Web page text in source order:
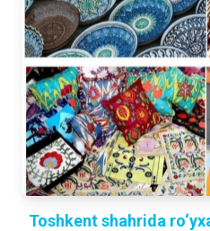
Toshkent shahrida